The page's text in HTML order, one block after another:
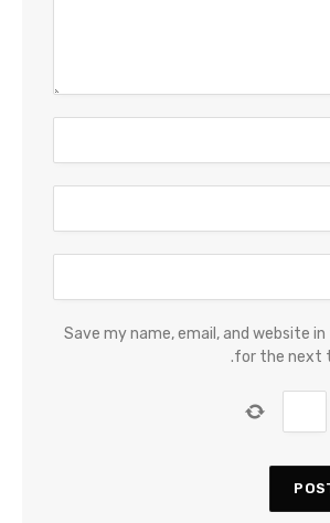
Save my name, email, and website
for the next